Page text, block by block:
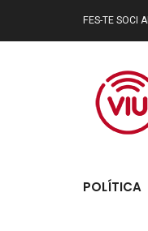
FES-TE SOCI
POLÍTICA